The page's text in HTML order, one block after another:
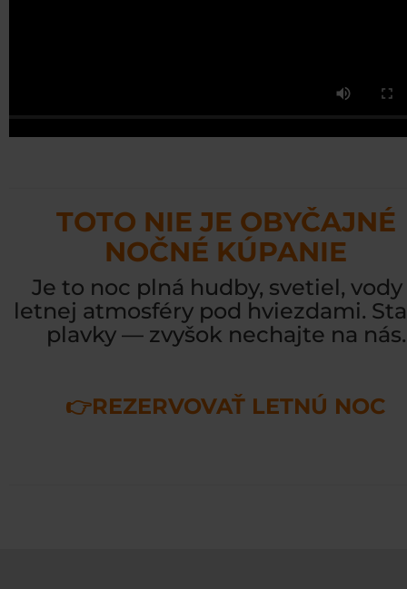
TOTO NIE JE OBYČAJNÉ
NOČNÉ KÚPANIE
Je to noc plná hudby, svetiel, vody
letnej atmosféry pod hviezdami.
plavky — zvyšok nechajte na nás.
👉REZERVOVAŤ LETNÚ NOC